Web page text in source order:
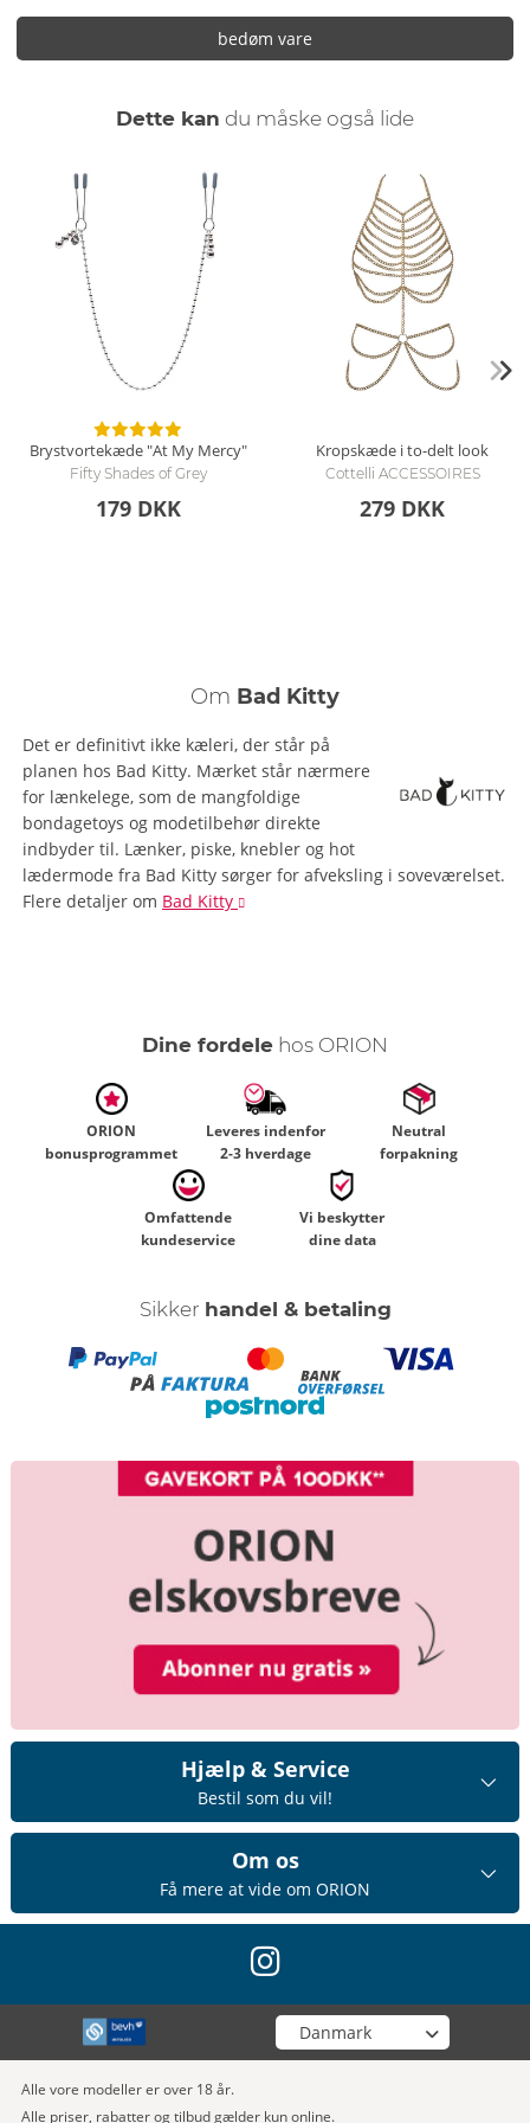
bedøm vare
Dette kan du måske også lide
Brystvortekæde "At My Mercy"
Fifty Shades of Grey
179 DKK
Kropskæde i to-delt look
Cottelli ACCESSOIRES
279 DKK
Om Bad Kitty
Det er definitivt ikke kæleri, der står på
planen hos Bad Kitty. Mærket står nærmere
for lænkelege, som de mangfoldige
bondagetoys og modetilbehør direkte
indbyder til. Lænker, piske, knebler og hot
lædermode fra Bad Kitty sørger for afveksling i soveværelset.
Flere detaljer om Bad Kitty
Dine fordele hos ORION
ORION
bonusprogrammet
Leveres indenfor
2-3 hverdage
Neutral
forpakning
Omfattende
kundeservice
Vi beskytter
dine data
Sikker handel & betaling
Hjælp & Service
Bestil som du vil!
Om os
Få mere at vide om ORION
instagram
Vælg din butik
Alle vore modeller er over 18 år.
Alle priser, rabatter og tilbud gælder kun online.